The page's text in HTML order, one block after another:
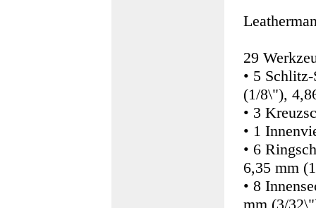
29
• 5
(1/8\"),
• 3
• 1
• 6
6,35 mm
• 8
mm (3/